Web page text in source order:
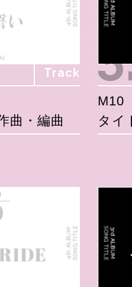
Track
曲・編曲
M10
タイ